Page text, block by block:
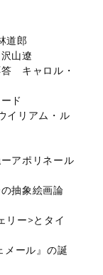
道郎
山遼
キャロル・
ド
イリアム・ル
アポリネール
の抽象絵画論
リー>とタイ
メール』の誕